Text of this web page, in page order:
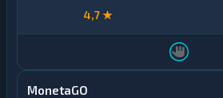
4,7 ★
MonetaGO